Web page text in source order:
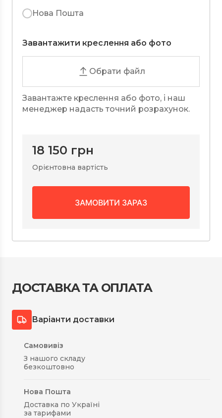
Нова Пошта
Завантажити креслення або фото
Обрати файл
Завантажте креслення або фото, і наш
менеджер надасть точний розрахунок.
18 150 грн
Орієнтовна вартість
ЗАМОВИТИ ЗАРАЗ
ДОСТАВКА ТА ОПЛАТА
Варіанти доставки
Самовивіз
З нашого складу
безкоштовно
Нова Пошта
Доставка по Україні
за тарифами